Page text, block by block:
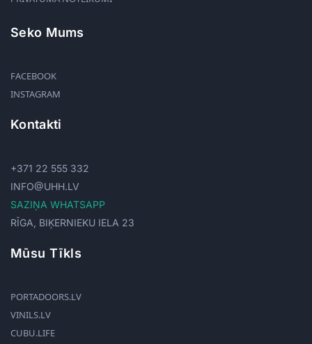
Seko Mums
FACEBOOK
INSTAGRAM
Kontakti
+371 22 555 332
INFO@UHH.LV
SAZIŅA WHATSAPP
RĪGA, BIĶERNIEKU IELA 23
Mūsu Tīkls
PORTADOORS.LV
VINILS.LV
CUBU.LIFE